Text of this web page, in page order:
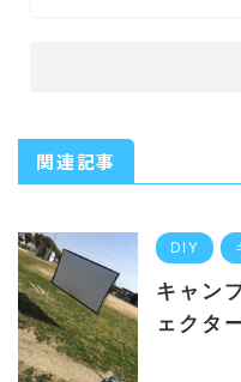
関連記事
DIY
キャン
ェクタ